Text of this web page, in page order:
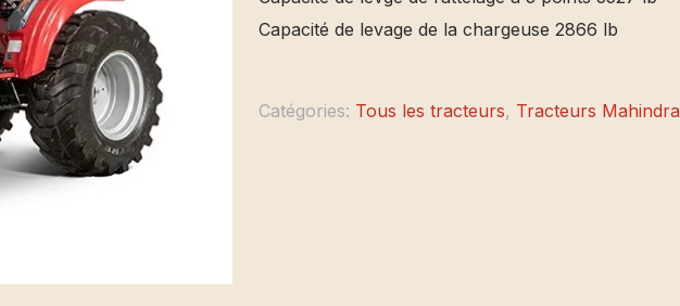
Capacité de levage de la chargeuse 2866 lb
Catégories: Tous les tracteurs, Tracteurs Mahindra